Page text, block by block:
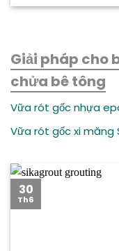
Giải pháp cho
chửa bê tông
Vữa rót gốc nhựa
Vữa rót gốc xi măng
30
Th6